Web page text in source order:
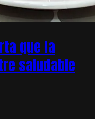
que la
saludable